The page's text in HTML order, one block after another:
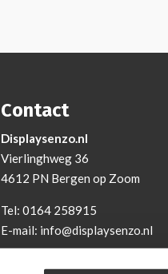
Contact
Displaysenzo.nl
Vierlinghweg 36
4612 PN Bergen op Zoom
Tel: 0164 258915
E-mail: info@displaysenzo.nl